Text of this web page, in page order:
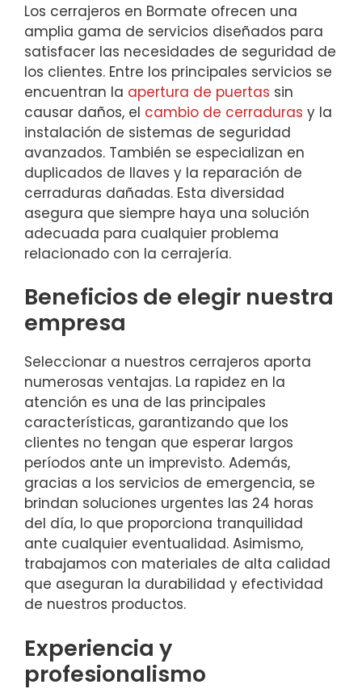
Los cerrajeros en Bormate ofrecen una
amplia gama de servicios diseñados para
satisfacer las necesidades de seguridad de
los clientes. Entre los principales servicios se
encuentran la apertura de puertas sin
causar daños, el cambio de cerraduras y la
instalación de sistemas de seguridad
avanzados. También se especializan en
duplicados de llaves y la reparación de
cerraduras dañadas. Esta diversidad
asegura que siempre haya una solución
adecuada para cualquier problema
relacionado con la cerrajería.
Beneficios de elegir nuestra
empresa
Seleccionar a nuestros cerrajeros aporta
numerosas ventajas. La rapidez en la
atención es una de las principales
características, garantizando que los
clientes no tengan que esperar largos
períodos ante un imprevisto. Además,
gracias a los servicios de emergencia, se
brindan soluciones urgentes las 24 horas
del día, lo que proporciona tranquilidad
ante cualquier eventualidad. Asimismo,
trabajamos con materiales de alta calidad
que aseguran la durabilidad y efectividad
de nuestros productos.
Experiencia y
profesionalismo